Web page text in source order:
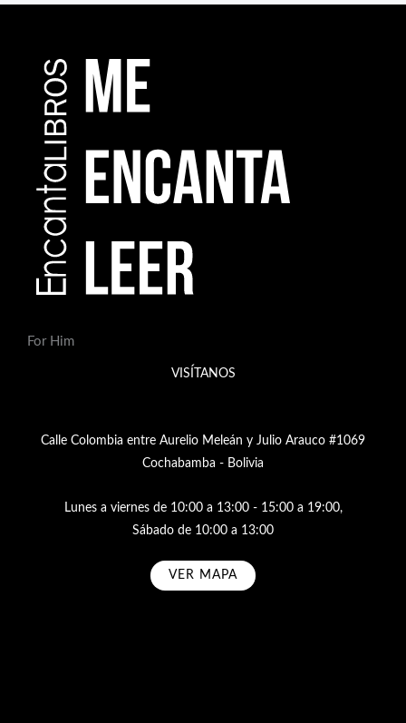
For Him
VISÍTANOS
Calle Colombia entre Aurelio Meleán y Julio Arauco #1069
Cochabamba - Bolivia
Lunes a viernes de 10:00 a 13:00 - 15:00 a 19:00,
Sábado de 10:00 a 13:00
VER MAPA